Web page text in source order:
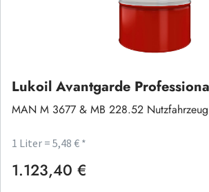
Lukoil Avantgarde
MAN M 3677 & MB 228.52
1 Liter = 5,48 € *
Regulärer Preis:
1.123,40 €